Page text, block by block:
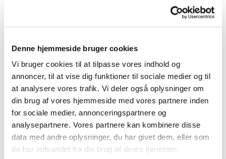
Denne hjemmeside bruger cookies
Vi bruger cookies til at tilpasse vores indhold og
annoncer, til at vise dig funktioner til sociale medier og til
at analysere vores trafik. Vi deler også oplysninger om
din brug af vores hjemmeside med vores partnere inden
for sociale medier, annonceringspartnere og
analysepartnere. Vores partnere kan kombinere disse
data med andre oplysninger, du har givet dem, eller som
de har indsamlet fra din brug af deres tjenester.
Vores dygtige korleder Sandra laver babysalmesang
for babyer mellem ca. 3 og 12 måneder.
Læs mere om Babysalmesang og tilmeld digHER.